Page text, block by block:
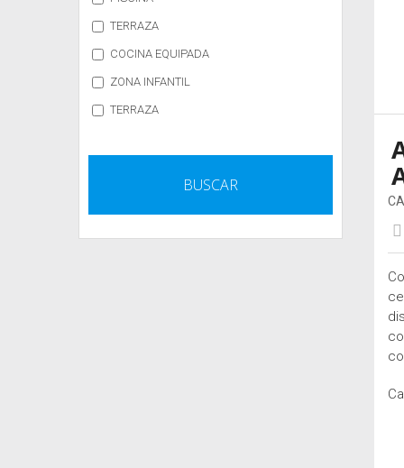
TERRAZA
COCINA EQUIPADA
ZONA INFANTIL
TERRAZA